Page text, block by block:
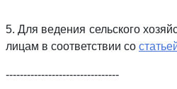
5. Для ведения сельского
лицам в соответствии со
--------------------------------